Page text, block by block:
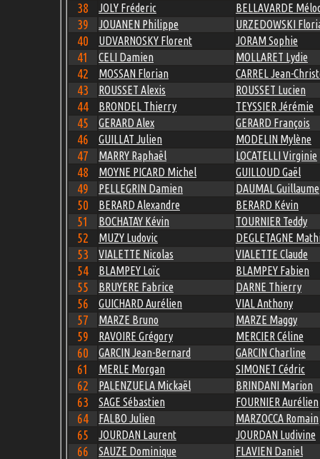
38 JOLY Fréderic BELLAVARDE
39 JOUANEN Philippe URZEDOWSKI
40 UDVARNOSKY Florent JORAM Sophie
41 CELI Damien MOLLARET Lydie
42 MOSSAN Florian CARREL Jean-
43 ROUSSET Alexis ROUSSET Lucien
44 BRONDEL Thierry TEYSSIER Jérémie
45 GERARD Alex GERARD François
46 GUILLAT Julien MODELIN Mylène
47 MARRY Raphaël LOCATELLI Virginie
48 MOYNE PICARD Michel GUILLOUD Gaël
49 PELLEGRIN Damien DAUMAL Guillaume
50 BERARD Alexandre BERARD Kévin
51 BOCHATAY Kévin TOURNIER Teddy
52 MUZY Ludovic DEGLETAGNE
53 VIALETTE Nicolas VIALETTE Claude
54 BLAMPEY Loïc BLAMPEY Fabien
55 BRUYERE Fabrice DARNE Thierry
56 GUICHARD Aurélien VIAL Anthony
57 MARZE Bruno MARZE Maggy
59 RAVOIRE Grégory MERCIER Céline
60 GARCIN Jean-Bernard GARCIN Charline
61 MERLE Morgan SIMONET Cédric
62 PALENZUELA Mickaël BRINDANI Marion
63 SAGE Sébastien FOURNIER Aurélien
64 FALBO Julien MARZOCCA Romain
65 JOURDAN Laurent JOURDAN Ludivine
66 SAUZE Dominique FLAVIEN Daniel